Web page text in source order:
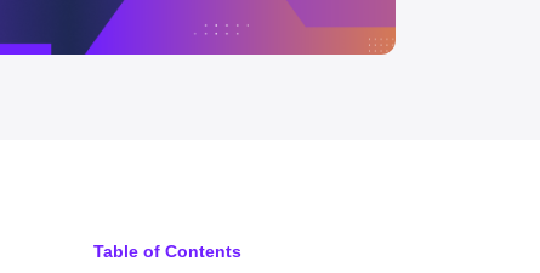
Table of Contents